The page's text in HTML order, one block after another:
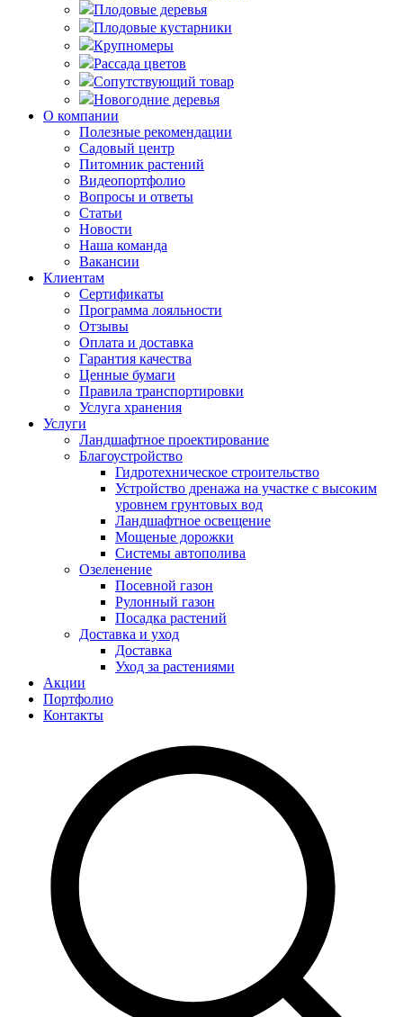
Плодовые деревья
Плодовые кустарники
Крупномеры
Рассада цветов
Сопутствующий товар
Новогодние деревья
О компании
Полезные рекомендации
Садовый центр
Питомник растений
Видеопортфолио
Вопросы и ответы
Статьи
Новости
Наша команда
Вакансии
Клиентам
Сертификаты
Программа лояльности
Отзывы
Оплата и доставка
Гарантия качества
Ценные бумаги
Правила транспортировки
Услуга хранения
Услуги
Ландшафтное проектирование
Благоустройство
Гидротехническое строительство
Устройство дренажа на участке с высоким
уровнем грунтовых вод
Ландшафтное освещение
Мощеные дорожки
Системы автополива
Озеленение
Посевной газон
Рулонный газон
Посадка растений
Доставка и уход
Доставка
Уход за растениями
Акции
Портфолио
Контакты